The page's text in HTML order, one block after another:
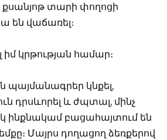
տարի փողոցի
են վաճառել։
կրթության համար։
պայմանագրեր կնքել,
դրսևորել և ժպտալ, մինչ
ինքնակամ բացահայտում են
Մայրս դողացող ձեռքերով